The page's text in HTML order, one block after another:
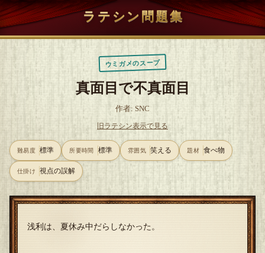
ラテシン問題集
ウミガメのスープ
真面目で不真面目
作者: SNC
旧ラテシン表示で見る
難易度 標準 所要時間 標準 雰囲気 笑える 題材 食べ物
仕掛け 視点の誤解
浅利は、夏休み中だらしなかった。